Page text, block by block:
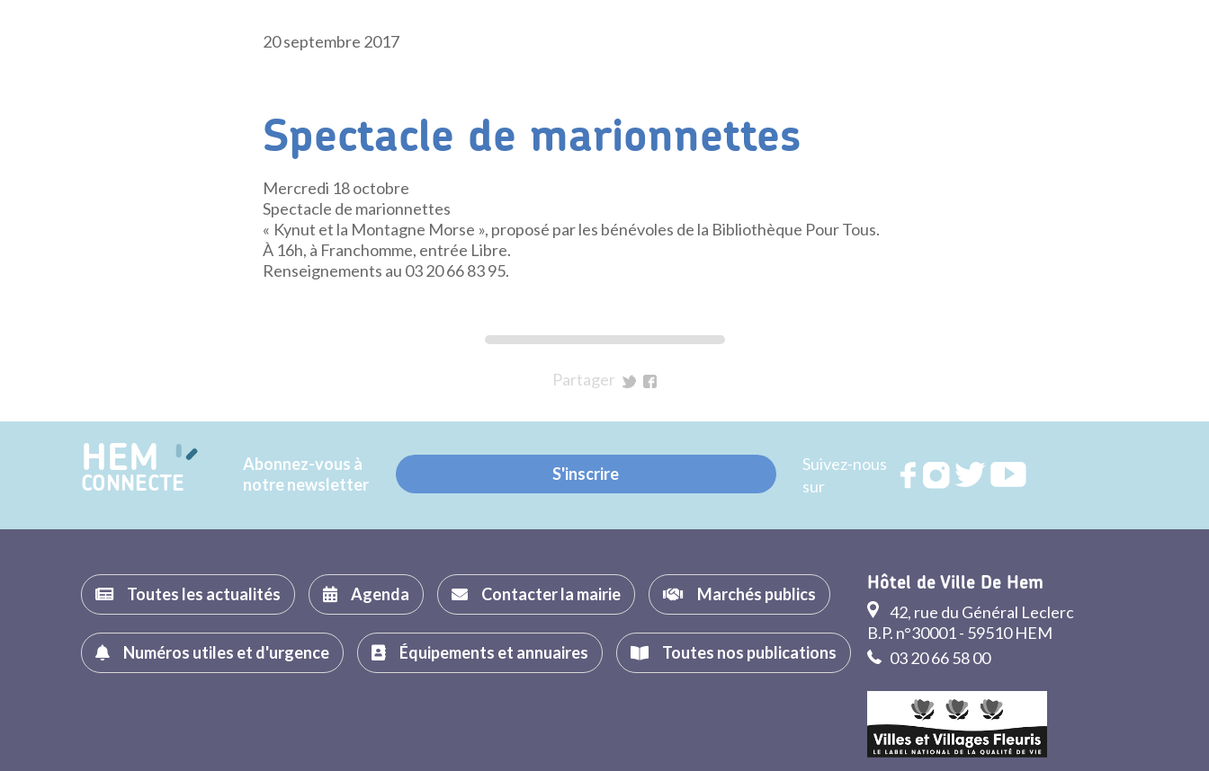
20 septembre 2017
Spectacle de marionnettes
Mercredi 18 octobre
Spectacle de marionnettes
« Kynut et la Montagne Morse », proposé par les bénévoles de la Bibliothèque Pour Tous.
À 16h, à Franchomme, entrée Libre.
Renseignements au 03 20 66 83 95.
Partager
Twitter
Facebook
HEM
CONNECTE
Abonnez-vous à
notre newsletter
S'inscrire
Suivez-nous
sur
RejoignezRejoignezRejoignez
Toutes les actualités Agenda Contacter la mairie Marchés publics
Numéros utiles et d'urgence Équipements et annuaires Toutes nos publications
Hôtel de Ville De Hem
42, rue du Général Leclerc
B.P. n°30001 - 59510 HEM
03 20 66 58 00